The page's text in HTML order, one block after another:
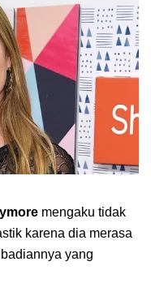
mengaku tidak
karena dia merasa
yang